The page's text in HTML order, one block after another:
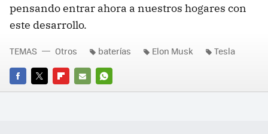
pensando entrar ahora a nuestros hogares con
este desarrollo.
FACEBOOK
TWITTERFLIPBOARD
E-
WHATSAPP
TEMAS Otros baterías Elon Musk Tesla